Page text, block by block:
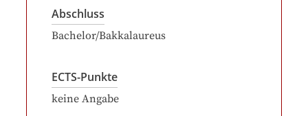
Abschluss
Bachelor/Bakkalaureus
ECTS-Punkte
keine Angabe